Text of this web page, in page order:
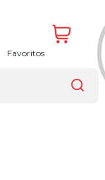
Favoritos